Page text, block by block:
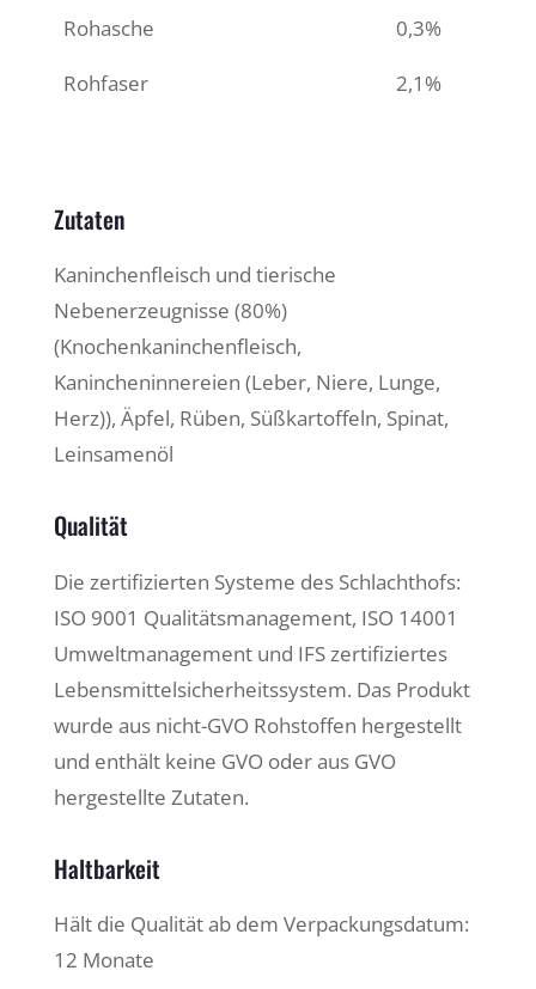
Rohasche
0,3%
Rohfaser
2,1%
Zutaten
Kaninchenfleisch und tierische
Nebenerzeugnisse (80%)
(Knochenkaninchenfleisch,
Kanincheninnereien (Leber, Niere, Lunge,
Herz)), Äpfel, Rüben, Süßkartoffeln, Spinat,
Leinsamenöl
Qualität
Die zertifizierten Systeme des Schlachthofs:
ISO 9001 Qualitätsmanagement, ISO 14001
Umweltmanagement und IFS zertifiziertes
Lebensmittelsicherheitssystem. Das Produkt
wurde aus nicht-GVO Rohstoffen hergestellt
und enthält keine GVO oder aus GVO
hergestellte Zutaten.
Haltbarkeit
Hält die Qualität ab dem Verpackungsdatum:
12 Monate